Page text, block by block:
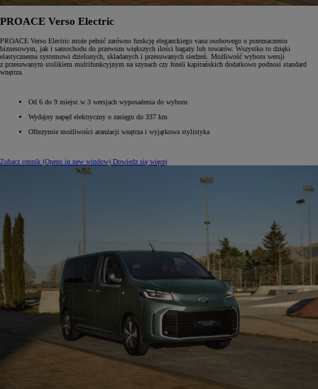
PROACE Verso Electric
PROACE Verso Electric może pełnić zarówno funkcję eleganckiego vana osobowego o przeznaczeniu
biznesowym, jak i samochodu do przewozu większych ilości bagaży lub towarów. Wszystko to dzięki
elastycznemu systemowi dzielonych, składanych i przesuwanych siedzeń. Możliwość wyboru wersji
z przesuwanym stolikiem multifunkcyjnym na szynach czy foteli kapitańskich dodatkowo podnosi standard
wnętrza.
Od 6 do 9 miejsc w 3 wersjach wyposażenia do wyboru
Wydajny napęd elektryczny o zasięgu do 337 km
Olbrzymie możliwości aranżacji wnętrza i wyjątkowa stylistyka
Zobacz cennik (Opens in new window) Dowiedz się więcej